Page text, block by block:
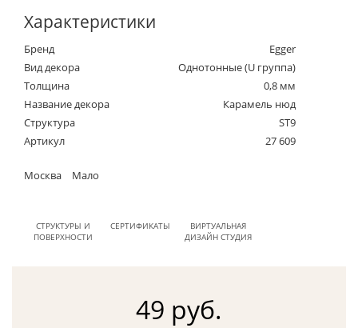
Характеристики
Бренд
Egger
Вид декора
Однотонные (U группа)
Толщина
0,8 мм
Название декора
Карамель нюд
Структура
ST9
Артикул
27 609
Москва Мало
СТРУКТУРЫ И
ПОВЕРХНОСТИ
СЕРТИФИКАТЫ
ВИРТУАЛЬНАЯ
ДИЗАЙН СТУДИЯ
49 руб.